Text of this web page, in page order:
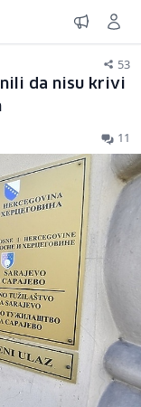
53
da nisu krivi
11